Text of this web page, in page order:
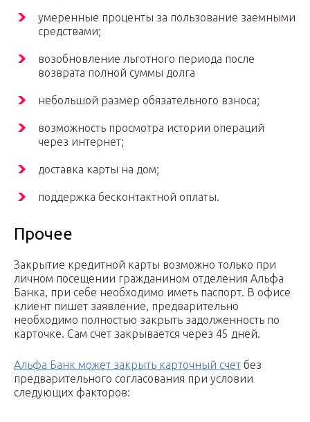
умеренные проценты за пользование заемными
средствами;
возобновление льготного периода после
возврата полной суммы долга
небольшой размер обязательного взноса;
возможность просмотра истории операций
через интернет;
доставка карты на дом;
поддержка бесконтактной оплаты.
Прочее
Закрытие кредитной карты возможно только при
личном посещении гражданином отделения Альфа
Банка, при себе необходимо иметь паспорт. В офисе
клиент пишет заявление, предварительно
необходимо полностью закрыть задолженность по
карточке. Сам счет закрывается через 45 дней.
Альфа Банк может закрыть карточный счет без
предварительного согласования при условии
следующих факторов: